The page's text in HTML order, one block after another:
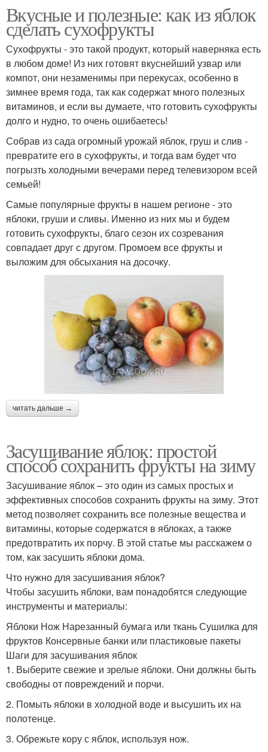
Вкусные и полезные: как из яблок
сделать сухофрукты
Сухофрукты - это такой продукт, который наверняка есть
в любом доме! Из них готовят вкуснейший узвар или
компот, они незаменимы при перекусах, особенно в
зимнее время года, так как содержат много полезных
витаминов, и если вы думаете, что готовить сухофрукты
долго и нудно, то очень ошибаетесь!
Собрав из сада огромный урожай яблок, груш и слив -
превратите его в сухофрукты, и тогда вам будет что
погрызть холодными вечерами перед телевизором всей
семьей!
Самые популярные фрукты в нашем регионе - это
яблоки, груши и сливы. Именно из них мы и будем
готовить сухофрукты, благо сезон их созревания
совпадает друг с другом. Промоем все фрукты и
выложим для обсыхания на досочку.
читать дальше →
Засушивание яблок: простой
способ сохранить фрукты на зиму
Засушивание яблок – это один из самых простых и
эффективных способов сохранить фрукты на зиму. Этот
метод позволяет сохранить все полезные вещества и
витамины, которые содержатся в яблоках, а также
предотвратить их порчу. В этой статье мы расскажем о
том, как засушить яблоки дома.
Что нужно для засушивания яблок?
Чтобы засушить яблоки, вам понадобятся следующие
инструменты и материалы:
Яблоки Нож Нарезанный бумага или ткань Сушилка для
фруктов Консервные банки или пластиковые пакеты
Шаги для засушивания яблок
1. Выберите свежие и зрелые яблоки. Они должны быть
свободны от повреждений и порчи.
2. Помыть яблоки в холодной воде и высушить их на
полотенце.
3. Обрежьте кору с яблок, используя нож.